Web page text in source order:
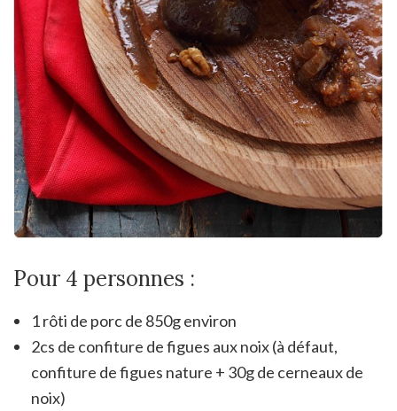
Pour 4 personnes :
1 rôti de porc de 850g environ
2cs de confiture de figues aux noix (à défaut,
confiture de figues nature + 30g de cerneaux de
noix)